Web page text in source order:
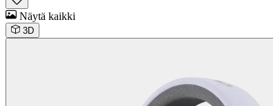
Näytä kaikki
3D